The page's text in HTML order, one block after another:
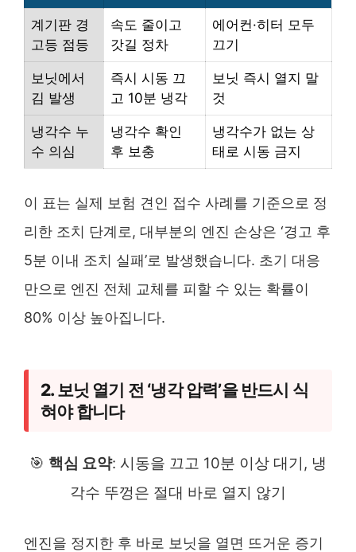
계기판 경
고등 점등
속도 줄이고
갓길 정차
에어컨·히터 모두
끄기
보닛에서
김 발생
즉시 시동 끄
고 10분 냉각
보닛 즉시 열지 말
것
냉각수 누
수 의심
냉각수 확인
후 보충
냉각수가 없는 상
태로 시동 금지
이 표는 실제 보험 견인 접수 사례를 기준으로 정
리한 조치 단계로, 대부분의 엔진 손상은 ‘경고 후
5분 이내 조치 실패’로 발생했습니다. 초기 대응
만으로 엔진 전체 교체를 피할 수 있는 확률이
80% 이상 높아집니다.
2. 보닛 열기 전 ‘냉각 압력’을 반드시 식
혀야 합니다
🎯 핵심 요약: 시동을 끄고 10분 이상 대기, 냉
각수 뚜껑은 절대 바로 열지 않기
엔진을 정지한 후 바로 보닛을 열면 뜨거운 증기